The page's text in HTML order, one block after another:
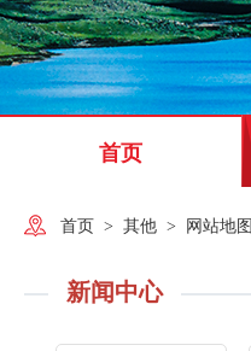
首页
首页 > 其他 > 网站地图
新闻中心